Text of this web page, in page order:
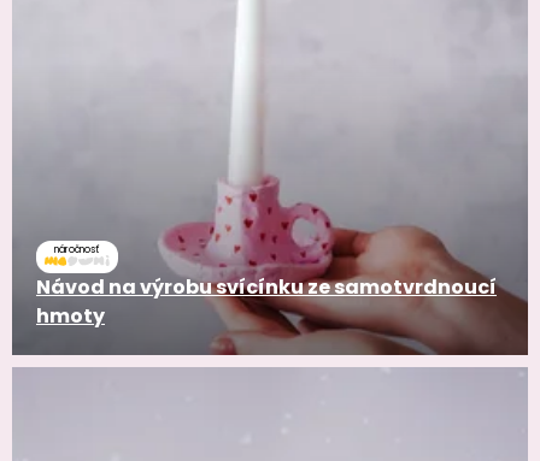
náročnosť
Návod na výrobu svícínku ze samotvrdnoucí
hmoty